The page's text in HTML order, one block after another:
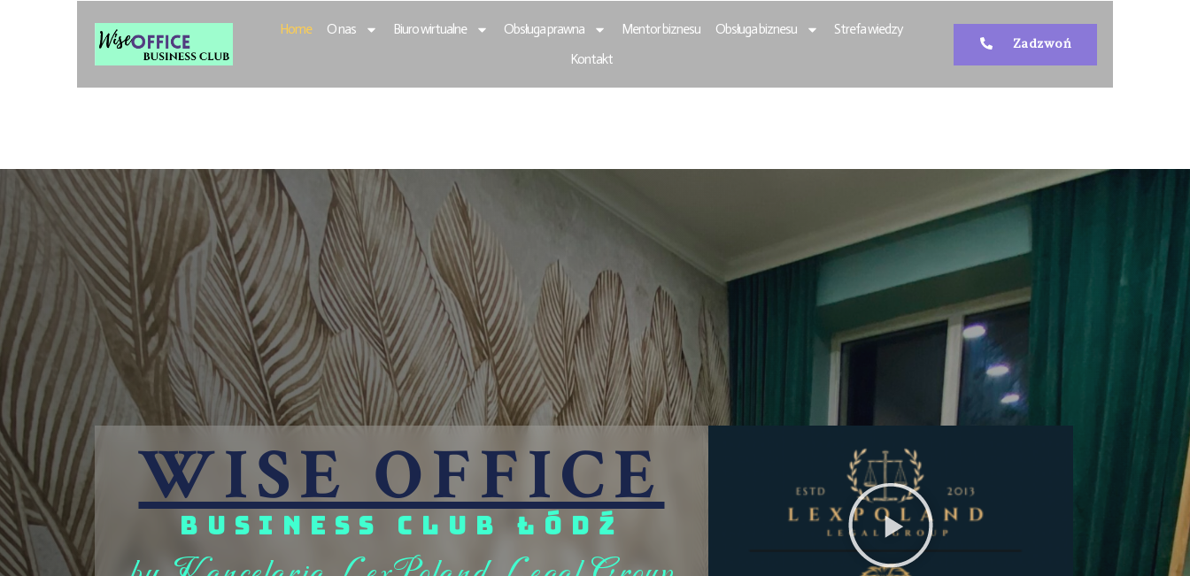
Home O nas Biuro wirtualne Obsługa prawna Mentor biznesu Obsługa biznesu
Strefa wiedzy
Kontakt
Zadzwoń
Inteligentne Biuro Wirtualne. Centrum
Rozwoju Biznesu. Rejestracja Firmy Łódź.
WISE OFFICE
BUSINESS CLUB ŁÓDŹ